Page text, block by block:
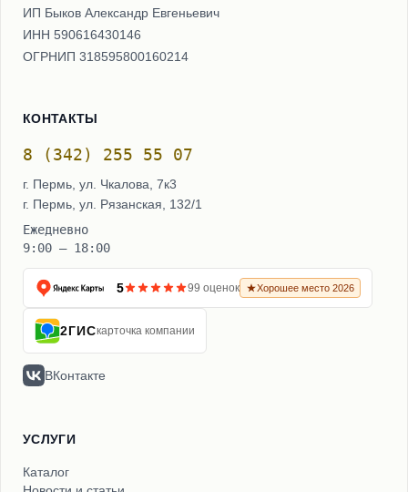
ИП Быков Александр Евгеньевич
ИНН 590616430146
ОГРНИП 318595800160214
КОНТАКТЫ
8 (342) 255 55 07
г. Пермь, ул. Чкалова, 7к3
г. Пермь, ул. Рязанская, 132/1
Ежедневно
9:00 – 18:00
5 99 оценок Хорошее место 2026
2ГИСкарточка компании
ВКонтакте
УСЛУГИ
Каталог